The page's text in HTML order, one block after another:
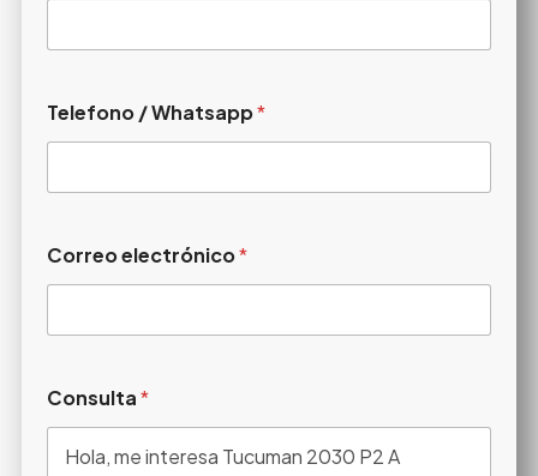
Telefono / Whatsapp*
Correo electrónico*
Consulta*